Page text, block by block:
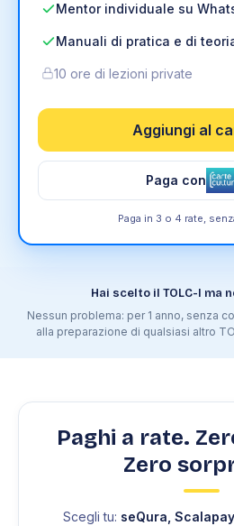
Mentor individuale su
Manuali di pratica e di
10 ore di lezioni private
Aggiungi al
Paga con
Paga in 3 o 4 rate,
Hai scelto il TOLC-I ma
Nessun problema: per 1 anno, senza
alla preparazione di qualsiasi altro
Paghi a rate.
Zero
Scegli tu: seQura,